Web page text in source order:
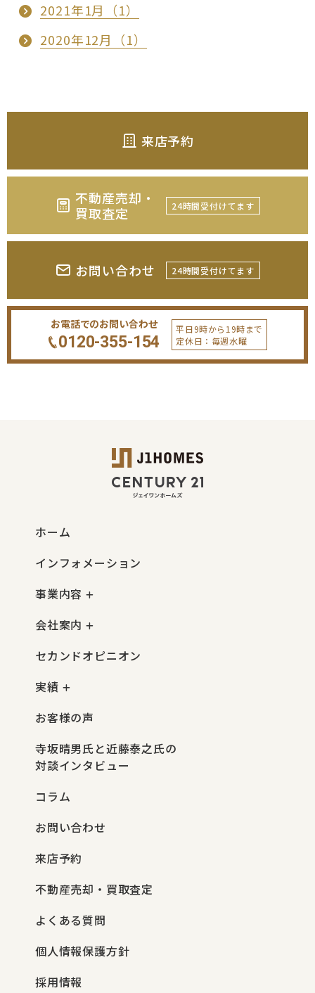
2021年1月（1）
2020年12月（1）
来店予約
不動産売却・
買取査定
24時間受付けてます
お問い合わせ 24時間受付けてます
お電話でのお問い合わせ
0120-355-154
平日9時から19時まで
定休日：毎週水曜
ホーム
インフォメーション
事業内容
会社案内
セカンドオピニオン
実績
お客様の声
寺坂晴男氏と近藤泰之氏の
対談インタビュー
コラム
お問い合わせ
来店予約
不動産売却・買取査定
よくある質問
個人情報保護方針
採用情報